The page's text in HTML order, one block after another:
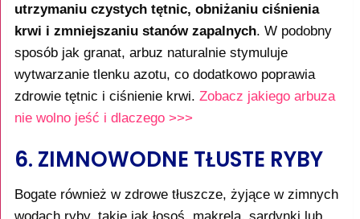
utrzymaniu czystych tętnic, obniżaniu ciśnienia
krwi i zmniejszaniu stanów zapalnych. W podobny
sposób jak granat, arbuz naturalnie stymuluje
wytwarzanie tlenku azotu, co dodatkowo poprawia
zdrowie tętnic i ciśnienie krwi. Zobacz jakiego arbuza
nie wolno jeść i dlaczego >>>
6. ZIMNOWODNE TŁUSTE RYBY
Bogate również w zdrowe tłuszcze, żyjące w zimnych